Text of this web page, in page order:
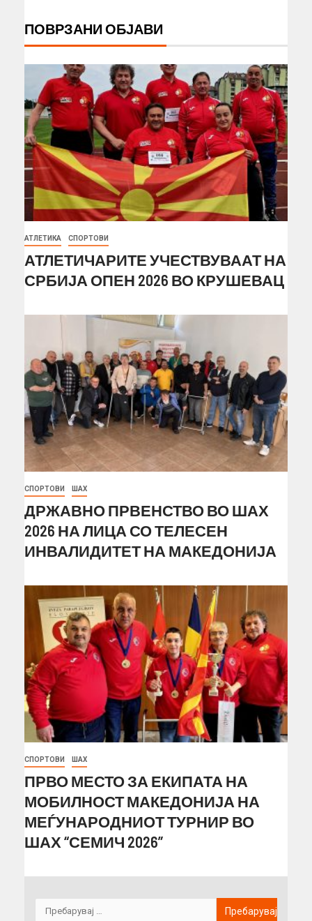
ПОВРЗАНИ ОБЈАВИ
АТЛЕТИКА СПОРТОВИ
АТЛЕТИЧАРИТЕ УЧЕСТВУВААТ НА
СРБИЈА ОПЕН 2026 ВО КРУШЕВАЦ
СПОРТОВИ ШАХ
ДРЖАВНО ПРВЕНСТВО ВО ШАХ
2026 НА ЛИЦА СО ТЕЛЕСЕН
ИНВАЛИДИТЕТ НА МАКЕДОНИЈА
СПОРТОВИ ШАХ
ПРВО МЕСТО ЗА ЕКИПАТА НА
МОБИЛНОСТ МАКЕДОНИЈА НА
МЕЃУНАРОДНИОТ ТУРНИР ВО
ШАХ “СЕМИЧ 2026”